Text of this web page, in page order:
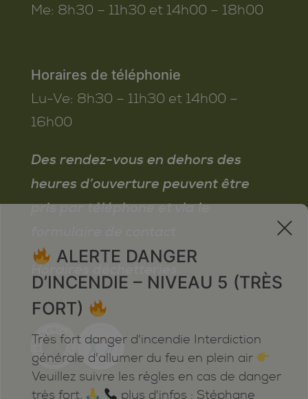
Me: 8h30 – 11h30 et 14h00 – 18h00
Horaires de téléphonie
Lu-Ve: 8h30 – 11h30 et 14h00 –
16h00
Des rendez-vous en dehors des
heures d’ouverture peuvent être
pris par téléphone et via le
Horaires déchetteries
x
ALERTE DANGER
D’INCENDIE – NIVEAU 5 (TRÈS
FORT)
Très fort danger d'incendie Interdiction
générale d'allumer du feu en plein air
Veuillez suivre les règles en cas de danger
très fort.
plus d'infos : Stéphane